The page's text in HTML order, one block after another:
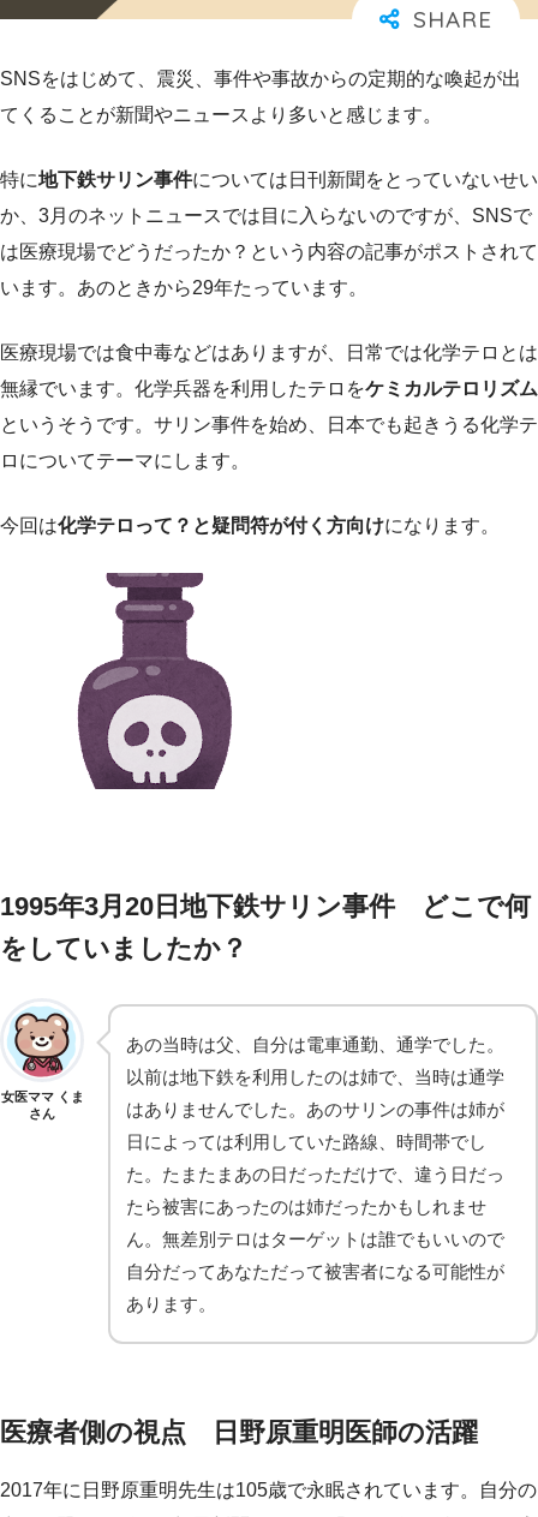
SNSをはじめて、震災、事件や事故からの定期的な喚起が出
てくることが新聞やニュースより多いと感じます。
特に地下鉄サリン事件については日刊新聞をとっていないせい
か、3月のネットニュースでは目に入らないのですが、SNSで
は医療現場でどうだったか？という内容の記事がポストされて
います。あのときから29年たっています。
医療現場では食中毒などはありますが、日常では化学テロとは
無縁でいます。化学兵器を利用したテロをケミカルテロリズム
というそうです。サリン事件を始め、日本でも起きうる化学テ
ロについてテーマにします。
今回は化学テロって？と疑問符が付く方向けになります。
1995年3月20日地下鉄サリン事件 どこで何
をしていましたか？
女医ママ くま
さん
あの当時は父、自分は電車通勤、通学でした。
以前は地下鉄を利用したのは姉で、当時は通学
はありませんでした。あのサリンの事件は姉が
日によっては利用していた路線、時間帯でし
た。たまたまあの日だっただけで、違う日だっ
たら被害にあったのは姉だったかもしれませ
ん。無差別テロはターゲットは誰でもいいので
自分だってあなただって被害者になる可能性が
あります。
医療者側の視点 日野原重明医師の活躍
2017年に日野原重明先生は105歳で永眠されています。自分の